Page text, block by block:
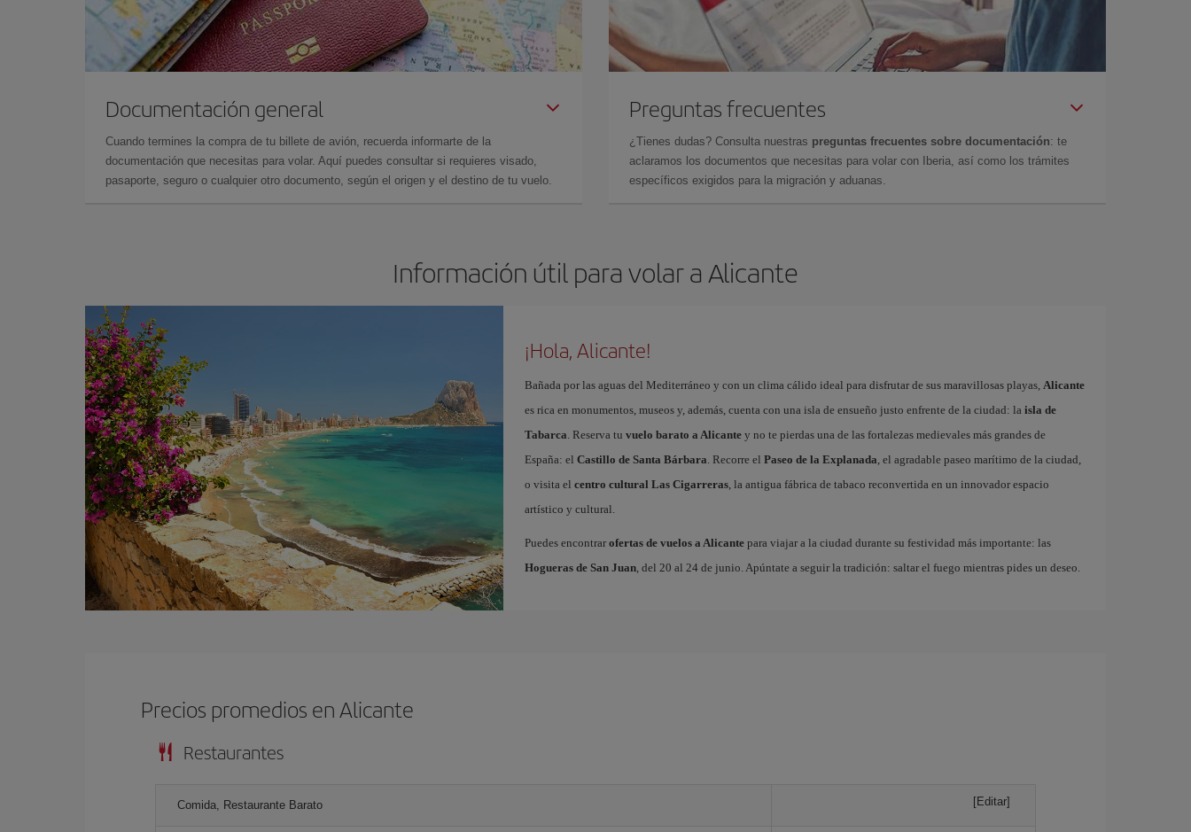
Documentación general
Cuando termines la compra de tu billete de avión, recuerda informarte de la
documentación que necesitas para volar. Aquí puedes consultar si requieres visado,
pasaporte, seguro o cualquier otro documento, según el origen y el destino de tu vuelo.
Preguntas frecuentes
¿Tienes dudas? Consulta nuestras preguntas frecuentes sobre documentación: te
aclaramos los documentos que necesitas para volar con Iberia, así como los trámites
específicos exigidos para la migración y aduanas.
Información útil para volar a Alicante
¡Hola, Alicante!
Bañada por las aguas del Mediterráneo y con un clima cálido ideal para disfrutar de sus maravillosas playas, Alicante
es rica en monumentos, museos y, además, cuenta con una isla de ensueño justo enfrente de la ciudad: la isla de
Tabarca. Reserva tu vuelo barato a Alicantey no te pierdas una de las fortalezas medievales más grandes de
España: el Castillo de Santa Bárbara. Recorre el Paseo de la Explanada, el agradable paseo marítimo de la ciudad,
o visita el centro cultural Las Cigarreras, la antigua fábrica de tabaco reconvertida en un innovador espacio
artístico y cultural.
Puedes encontrar ofertas de vuelos a Alicantepara viajar a la ciudad durante su festividad más importante: las
Hogueras de San Juan, del 20 al 24 de junio. Apúntate a seguir la tradición: saltar el fuego mientras pides un deseo.
Precios promedios en Alicante
Restaurantes
Comida, Restaurante Barato [Editar]